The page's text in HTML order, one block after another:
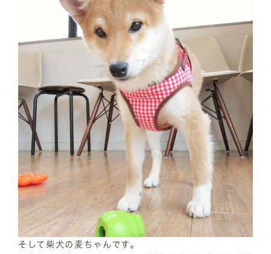
そして柴犬の麦ちゃんです。